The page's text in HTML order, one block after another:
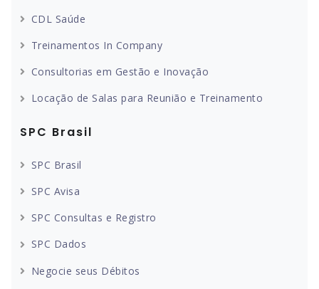
CDL Saúde
Treinamentos In Company
Consultorias em Gestão e Inovação
Locação de Salas para Reunião e Treinamento
SPC Brasil
SPC Brasil
SPC Avisa
SPC Consultas e Registro
SPC Dados
Negocie seus Débitos